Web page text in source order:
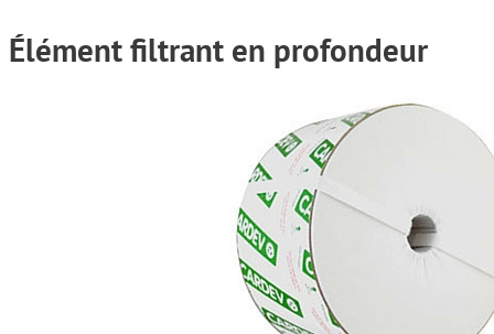
Élément filtrant en profondeur